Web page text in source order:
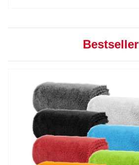
Bestseller